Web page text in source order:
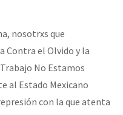
nosotrxs que
Contra el Olvido y la
No Estamos
al Estado Mexicano
con la que atenta